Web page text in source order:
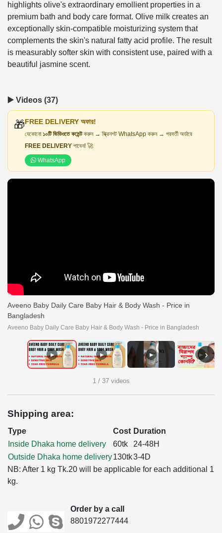
highlights olive's extraordinary emollient properties in a
premium bath and body care format. Olive milk creates an
exceptionally skin-compatible moisturizing system that
complements the skin's natural fatty acid profile. The result
is measurably softer skin with consistent use, paired with a
beautiful jasmine scent.
▶️ Videos (37)
🎁FREE DELIVERY অফার!
যেকোনো ১০টি ভিডিওতে কমেন্টকরুন → স্ক্রিনশট WhatsApp করুন → পরবর্তী অর্ডারে
FREE DELIVERY পাবেন! 🚀
WhatsApp
Aveeno Baby Daily Care Baby Hair & Body Wash - Price in
Bangladesh
Aveeno Baby Daily Care Baby Hair & Body Wash - Price in Bangladesh
▶ ▶ ▶ ▶ ›
1 / 37 videos
Shipping area:
Type Cost Duration
Inside Dhaka home delivery
60tk
24-48H
Outside Dhaka home delivery130tk3-4D
NB: After 1 kg Tk.20 will be applicable for each additional 1
kg.
Order by a call
8801972277444